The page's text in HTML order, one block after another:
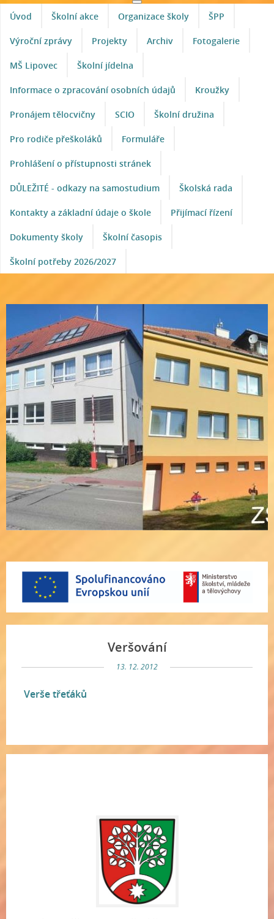
Úvod Školní akce Organizace školy ŠPP
Výroční zprávy Projekty Archiv Fotogalerie
MŠ Lipovec Školní jídelna
Informace o zpracování osobních údajů Kroužky
Pronájem tělocvičny SCIO Školní družina
Pro rodiče přeškoláků Formuláře
Prohlášení o přístupnosti stránek
DŮLEŽITÉ - odkazy na samostudium Školská rada
Kontakty a základní údaje o škole Přijímací řízení
Dokumenty školy Školní časopis
Školní potřeby 2026/2027
Veršování
13. 12. 2012
Verše třeťáků